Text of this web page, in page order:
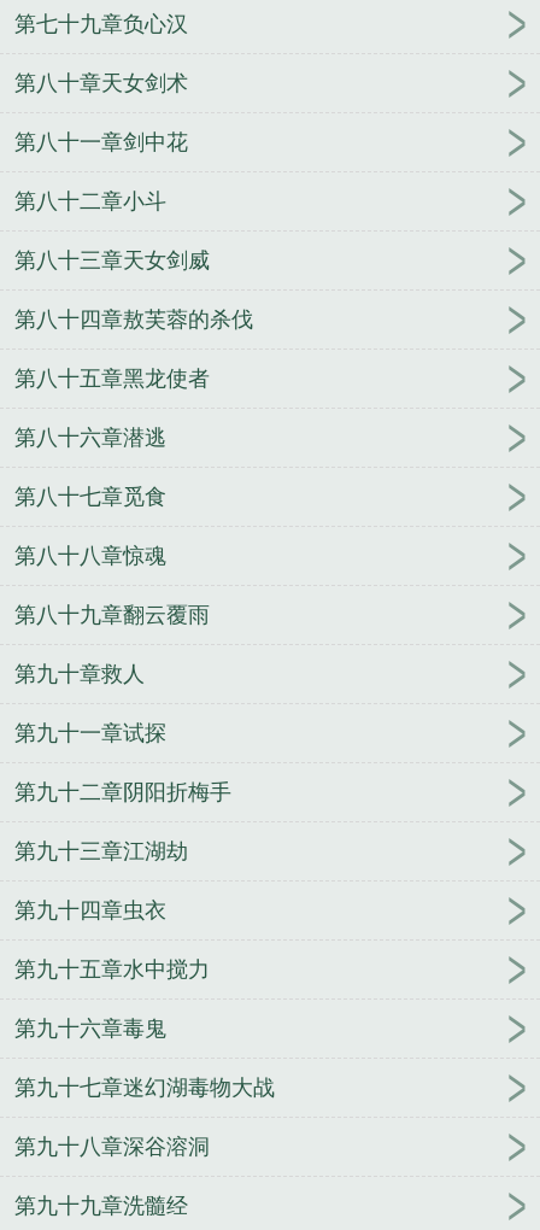
第七十九章负心汉
第八十章天女剑术
第八十一章剑中花
第八十二章小斗
第八十三章天女剑威
第八十四章敖芙蓉的杀伐
第八十五章黑龙使者
第八十六章潜逃
第八十七章觅食
第八十八章惊魂
第八十九章翻云覆雨
第九十章救人
第九十一章试探
第九十二章阴阳折梅手
第九十三章江湖劫
第九十四章虫衣
第九十五章水中搅力
第九十六章毒鬼
第九十七章迷幻湖毒物大战
第九十八章深谷溶洞
第九十九章洗髓经